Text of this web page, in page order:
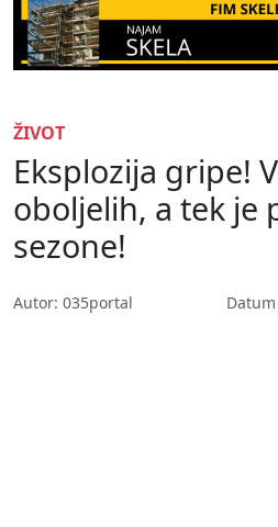
ŽIVOT
Eksplozija gripe!
oboljelih, a tek je
sezone!
Autor: 035portal